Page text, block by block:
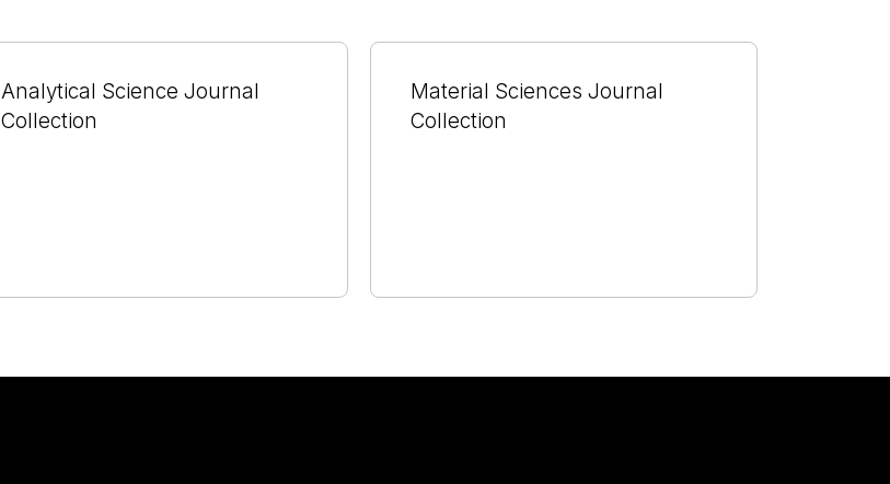
Analytical Science Journal
Collection
Material Sciences Journal
Collection